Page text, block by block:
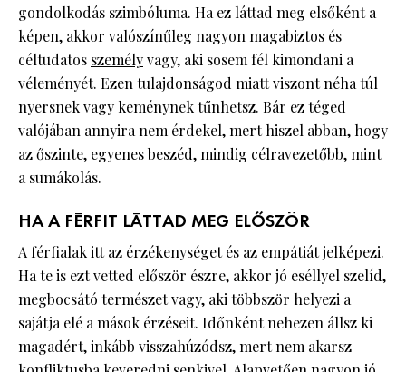
gondolkodás szimbóluma. Ha ez láttad meg elsőként a
képen, akkor valószínűleg nagyon magabiztos és
céltudatos személyvagy, aki sosem fél kimondani a
véleményét. Ezen tulajdonságod miatt viszont néha túl
nyersnek vagy keménynek tűnhetsz. Bár ez téged
valójában annyira nem érdekel, mert hiszel abban, hogy
az őszinte, egyenes beszéd, mindig célravezetőbb, mint
a sumákolás.
HA A FÉRFIT LÁTTAD MEG ELŐSZÖR
A férfialak itt az érzékenységet és az empátiát jelképezi.
Ha te is ezt vetted először észre, akkor jó eséllyel szelíd,
megbocsátó természet vagy, aki többször helyezi a
sajátja elé a mások érzéseit. Időnként nehezen állsz ki
magadért, inkább visszahúzódsz, mert nem akarsz